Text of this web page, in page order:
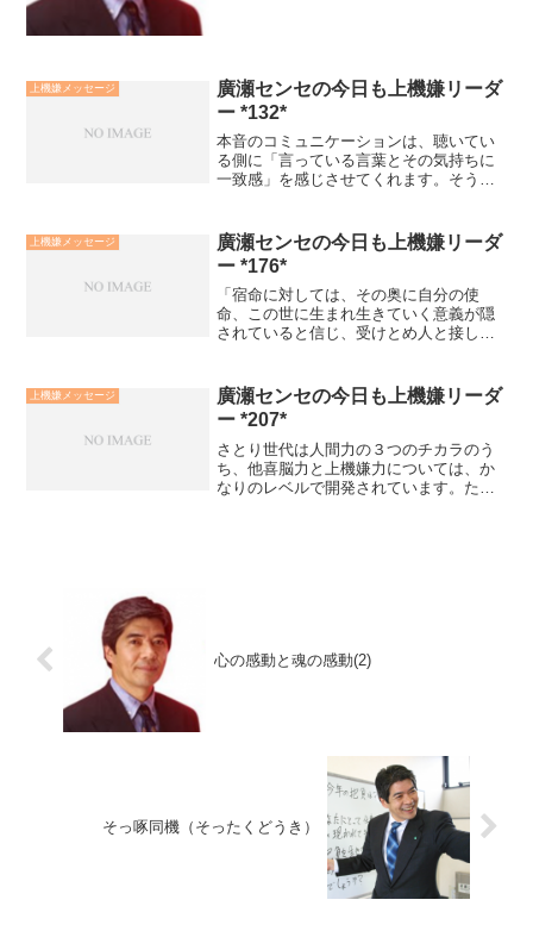
上機嫌メッセージ
廣瀬センセの今日も上機嫌リーダ
ー *132*
本音のコミュニケーションは、聴いてい
る側に「言っている言葉とその気持ちに
一致感」を感じさせてくれます。そうい
音のコミュニケーションをして欲しけれ
ば、まず「自分から本音で...
上機嫌メッセージ
廣瀬センセの今日も上機嫌リーダ
ー *176*
「宿命に対しては、その奥に自分の使
命、この世に生まれ生きていく意義が隠
されていると信じ、受けとめ人と接し働
た試練もあり、それを抱いた魂だからこ
そ果たせる役割があると信じ...
上機嫌メッセージ
廣瀬センセの今日も上機嫌リーダ
ー *207*
さとり世代は人間力の３つのチカラのう
ち、他喜脳力と上機嫌力については、か
なりのレベルで開発されています。た
心の感動と魂の感動(2)
そっ啄同機（そったくどうき）